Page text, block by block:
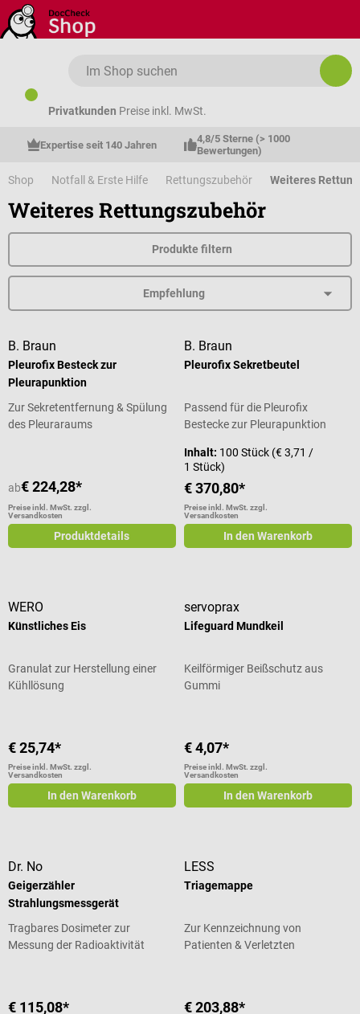
Zum Hauptinhalt springen
Privatkunden Preise inkl. MwSt.
Expertise seit 140 Jahren
4,8/5 Sterne (> 1000
Bewertungen)
Shop Notfall & Erste Hilfe Rettungszubehör Weiteres
Weiteres Rettungszubehör
Produkte filtern
B. Braun
Pleurofix Besteck zur
Pleurapunktion
Zur Sekretentfernung & Spülung
des Pleuraraums
ab€ 224,28*
Preise inkl. MwSt. zzgl.
Versandkosten
Produktdetails
B. Braun
Pleurofix Sekretbeutel
Passend für die Pleurofix
Bestecke zur Pleurapunktion
Inhalt: 100 Stück (€ 3,71 /
1 Stück)
€ 370,80*
Preise inkl. MwSt. zzgl.
Versandkosten
In den Warenkorb
WERO
Künstliches Eis
Granulat zur Herstellung einer
Kühllösung
€ 25,74*
Preise inkl. MwSt. zzgl.
Versandkosten
In den Warenkorb
servoprax
Lifeguard Mundkeil
Keilförmiger Beißschutz aus
Gummi
€ 4,07*
Preise inkl. MwSt. zzgl.
Versandkosten
In den Warenkorb
Dr. No
Geigerzähler
Strahlungsmessgerät
Tragbares Dosimeter zur
Messung der Radioaktivität
€ 115,08*
LESS
Triagemappe
Zur Kennzeichnung von
Patienten & Verletzten
€ 203,88*